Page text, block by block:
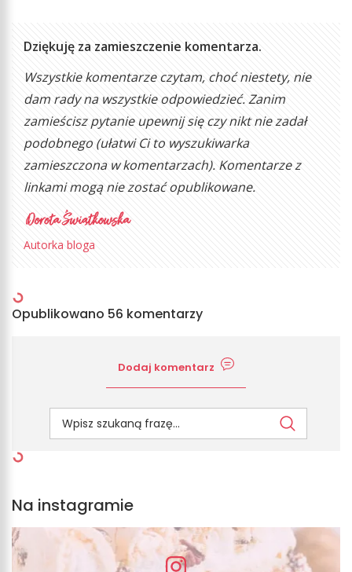
Dziękuję za zamieszczenie komentarza.
Wszystkie komentarze czytam, choć niestety, nie
dam rady na wszystkie odpowiedzieć. Zanim
zamieścisz pytanie upewnij się czy nikt nie zadał
podobnego (ułatwi Ci to wyszukiwarka
zamieszczona w komentarzach). Komentarze z
linkami mogą nie zostać opublikowane.
Autorka bloga
Opublikowano 56 komentarzy
Dodaj komentarz
Na instagramie